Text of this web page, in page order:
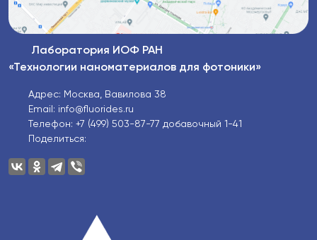
Лаборатория ИОФ РАН
«Технологии наноматериалов для фотоники»
Адрес: Москва, Вавилова 38
Email: info@fluorides.ru
Телефон: +7 (499) 503-87-77 добавочный 1-41
Поделиться: